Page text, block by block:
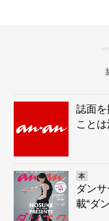
誌面
こと
本
ダン
載“ダ